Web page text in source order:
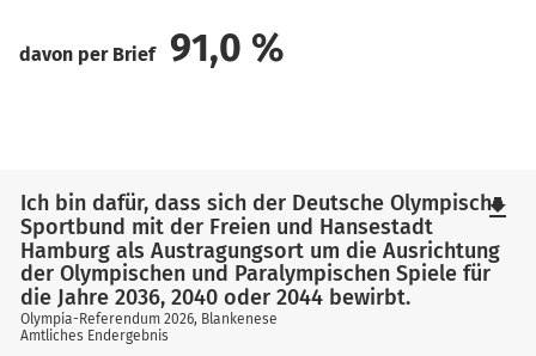
davon per Brief 91,0 %
Ich bin dafür, dass sich der Deutsche Olympische
Sportbund mit der Freien und Hansestadt
Hamburg als Austragungsort um die Ausrichtung
der Olympischen und Paralympischen Spiele für
die Jahre 2036, 2040 oder 2044 bewirbt.
Olympia-Referendum 2026, Blankenese
Amtliches Endergebnis
file_download